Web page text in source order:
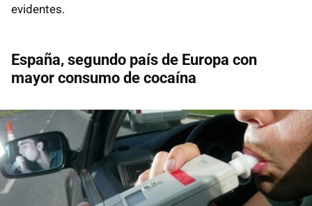
evidentes.
España, segundo país de Europa con
mayor consumo de cocaína